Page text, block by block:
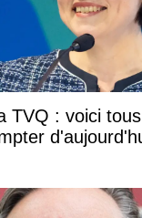
TVQ : voici